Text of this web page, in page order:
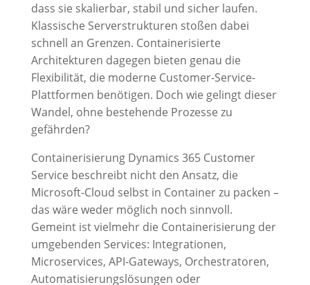
dass sie skalierbar, stabil und sicher laufen.
Klassische Serverstrukturen stoßen dabei
schnell an Grenzen. Containerisierte
Architekturen dagegen bieten genau die
Flexibilität, die moderne Customer-Service-
Plattformen benötigen. Doch wie gelingt dieser
Wandel, ohne bestehende Prozesse zu
gefährden?
Containerisierung Dynamics 365 Customer
Service beschreibt nicht den Ansatz, die
Microsoft-Cloud selbst in Container zu packen –
das wäre weder möglich noch sinnvoll.
Gemeint ist vielmehr die Containerisierung der
umgebenden Services: Integrationen,
Microservices, API-Gateways, Orchestratoren,
Automatisierungslösungen oder